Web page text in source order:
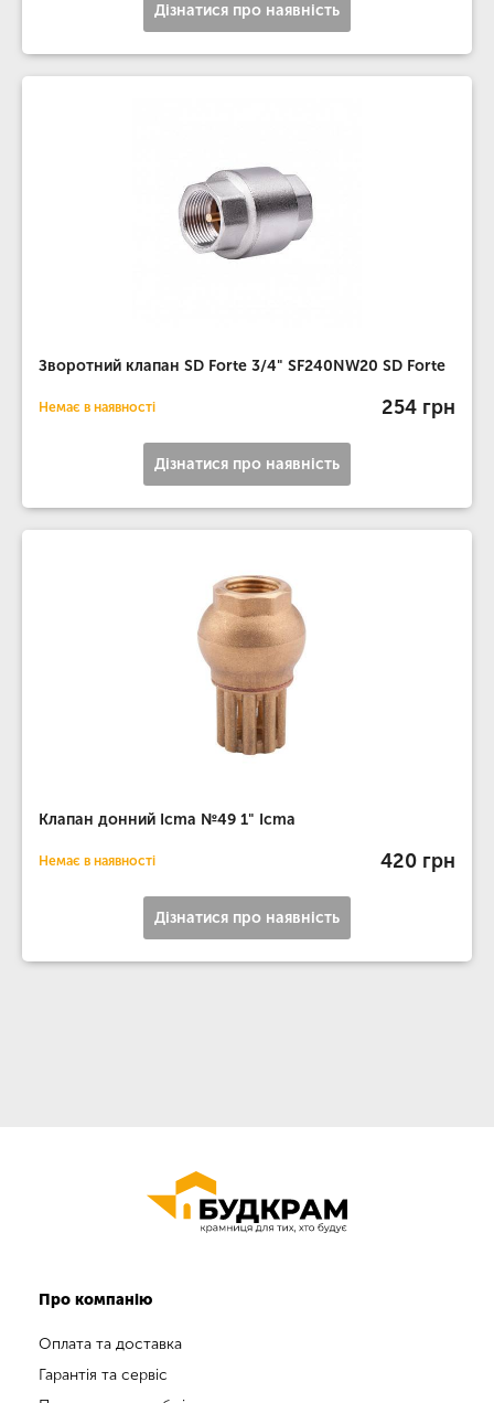
Дізнатися про наявність
Зворотний клапан SD Forte 3/4" SF240NW20 SD Forte
Немає в наявності 254 грн
Дізнатися про наявність
Клапан донний Icma №49 1" Icma
Немає в наявності 420 грн
Дізнатися про наявність
Про компанію
Оплата та доставка
Гарантія та сервіс